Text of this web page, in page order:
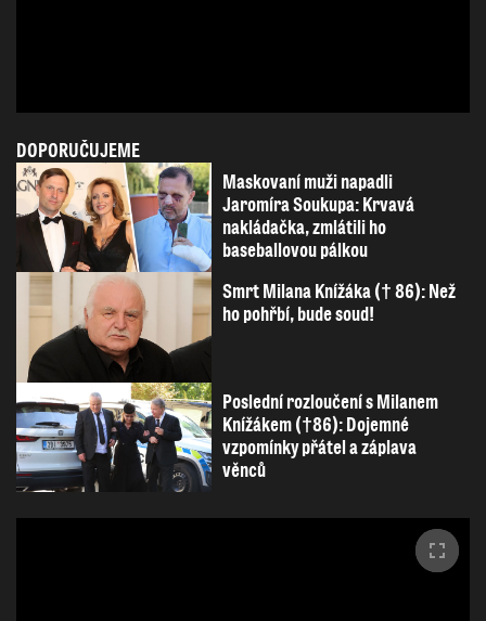
DOPORUČUJEME
Maskovaní muži napadli
Jaromíra Soukupa: Krvavá
nakládačka, zmlátili ho
baseballovou pálkou
Smrt Milana Knížáka († 86): Než
ho pohřbí, bude soud!
Poslední rozloučení s Milanem
Knížákem (†86): Dojemné
vzpomínky přátel a záplava
věnců